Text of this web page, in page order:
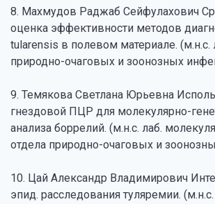
8. Махмудов Раджаб Сейфулахович
оценка эффективности методов
tularensis в полевом материале. (м.н.с.
природно-очаговых и зоонозных
9. Темякова Светлана Юрьевна
гнездовой ПЦР для молекулярно-
анализа боррелий. (м.н.с. лаб.
отдела природно-очаговых и
10. Цай Александр Владимирович
эпид. расследования туляремии.